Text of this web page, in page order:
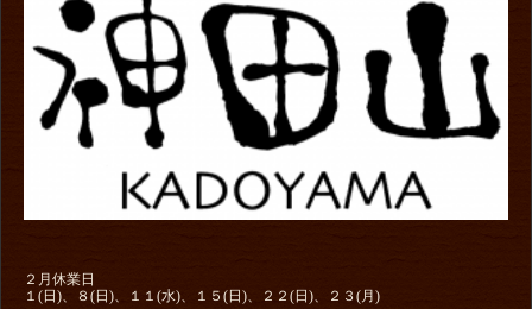
２月休業日
１(日)、８(日)、１１(水)、１５(日)、２２(日)、２３(月)